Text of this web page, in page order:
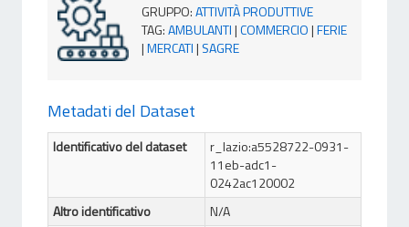
GRUPPO:ATTIVITÀ PRODUTTIVE
TAG:AMBULANTI|COMMERCIO|FERIE
|MERCATI| SAGRE
Metadati del Dataset
Identificativo del dataset
r_lazio:a5528722-0931-
11eb-adc1-
0242ac120002
Altro identificativo
N/A